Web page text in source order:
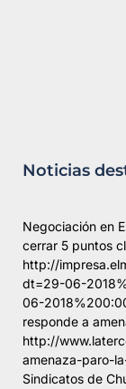
Noticias
Negociación en
cerrar 5 puntos
http://
dt=29-06-
06-
responde a
http://
amenaza-paro-
Sindicatos de